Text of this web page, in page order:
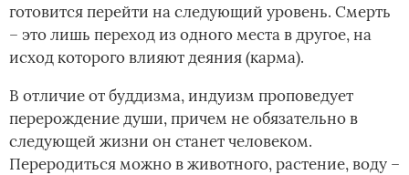
готовится перейти на следующий уровень. Смерть
– это лишь переход из одного места в другое, на
исход которого влияют деяния (карма).
В отличие от буддизма, индуизм проповедует
перерождение души, причем не обязательно в
следующей жизни он станет человеком.
Переродиться можно в животного, растение, воду –